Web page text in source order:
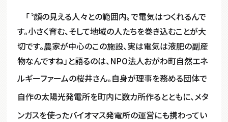
「〝顔の見える人々との範囲内〟で電気はつくれるんで
す。小さく育む、そして地域の人たちを巻き込むことが大
切です。農家が中心のこの施設、実は電気は液肥の副産
物なんですね」 と語るのは、NPO法人おがわ町自然エネ
ルギーファームの桜井さん。自身が理事を務める団体で
自作の太陽光発電所を町内に数カ所作るとともに、メタ
ンガスを使ったバイオマス発電所の運営にも携わってい